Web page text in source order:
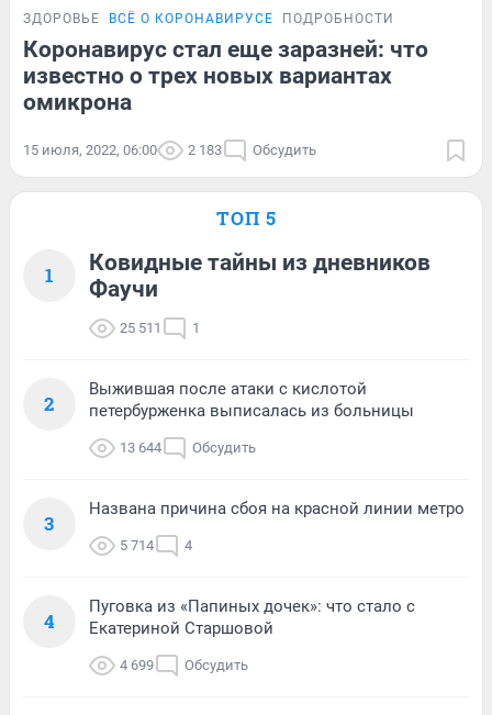
ЗДОРОВЬЕ ВСЁ О КОРОНАВИРУСЕ ПОДРОБНОСТИ
Коронавирус стал еще заразней: что
известно о трех новых вариантах
омикрона
15 июля, 2022, 06:00 2 183 Обсудить
ТОП 5
1
Ковидные тайны из дневников
Фаучи
25 511 1
2
Выжившая после атаки с кислотой
петербурженка выписалась из больницы
13 644 Обсудить
3
Названа причина сбоя на красной линии метро
5 714 4
4
Пуговка из «Папиных дочек»: что стало с
Екатериной Старшовой
4 699 Обсудить